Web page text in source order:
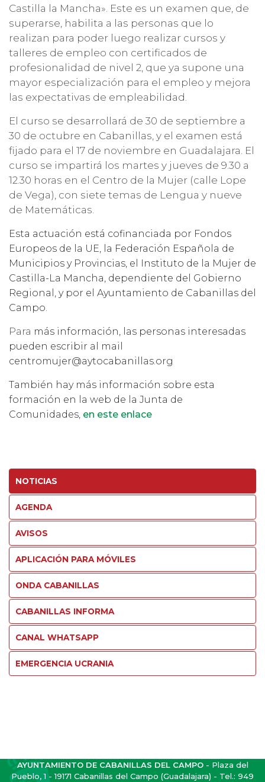
NOTICIAS
AGENDA
AVISOS
APLICACIÓN PARA MÓVILES
ONDA CABANILLAS
CABANILLAS INFORMA
CANAL WHATSAPP
EMERGENCIA UCRANIA
Castilla la Mancha». Este es un examen que, de
superarse, habilita a las personas que lo
realizan para poder luego realizar cursos y
talleres de empleo con certificados de
profesionalidad de nivel 2, que ya supone una
mayor especialización para el empleo y mejora
las expectativas de empleabilidad.
El curso se desarrollará de 30 de septiembre a
30 de octubre en Cabanillas, y el examen está
fijado para el 17 de noviembre en Guadalajara. El
curso se impartirá los martes y jueves de 9.30 a
12.30 horas en el Centro de la Mujer (calle Lope
de Vega), con siete temas de Lengua y nueve
de Matemáticas.
Esta actuación está cofinanciada por Fondos
Europeos de la UE, la Federación Española de
Municipios y Provincias , el
Instituto de la Mujer de
Castilla-La Mancha , dependiente del Gobierno
Regional, y por el Ayuntamiento de Cabanillas del
Campo.
Para más información, las personas interesadas
pueden escribir al mail
centromujer@aytocabanillas.org
También hay más información sobre esta
formación en la web de la Junta de
Comunidades, en este enlace
AYUNTAMIENTO DE CABANILLAS DEL CAMPO- Plaza del
Pueblo, 1 - 19171 Cabanillas del Campo (Guadalajara) - Tel.: 949